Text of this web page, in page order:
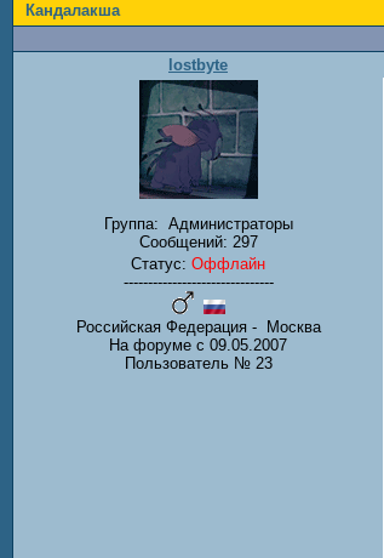
Кандалакша
lostbyte
Группа: Администраторы
Сообщений: 297
Статус: Оффлайн
-------------------------------
Российская Федерация - Москва
На форуме с 09.05.2007
Пользователь № 23